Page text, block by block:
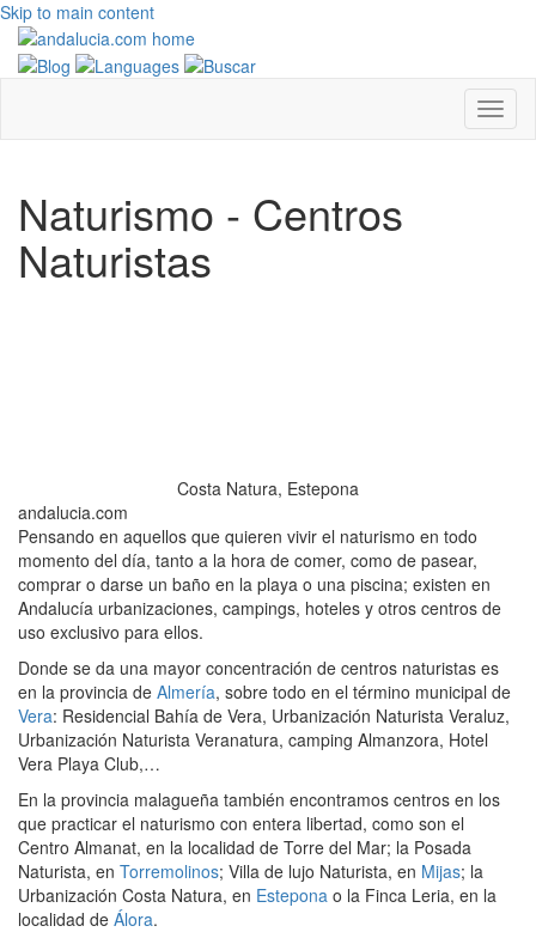
Skip to main content
Naturismo - Centros
Naturistas
Costa Natura, Estepona
andalucia.com
Pensando en aquellos que quieren vivir el naturismo en todo
momento del día, tanto a la hora de comer, como de pasear,
comprar o darse un baño en la playa o una piscina; existen en
Andalucía urbanizaciones, campings, hoteles y otros centros de
uso exclusivo para ellos.
Donde se da una mayor concentración de centros naturistas es
en la provincia de Almería, sobre todo en el término municipal de
Vera: Residencial Bahía de Vera, Urbanización Naturista Veraluz,
Urbanización Naturista Veranatura, camping Almanzora, Hotel
Vera Playa Club,…
En la provincia malagueña también encontramos centros en los
que practicar el naturismo con entera libertad, como son el
Centro Almanat, en la localidad de Torre del Mar; la Posada
Naturista, en Torremolinos; Villa de lujo Naturista, en Mijas; la
Urbanización Costa Natura, en Estepona o la Finca Leria, en la
localidad de Álora.